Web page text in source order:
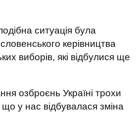
ситуація була
керівництва
виборів, які відбулися ще
озброєнь Україні трохи
у нас відбувалася зміна